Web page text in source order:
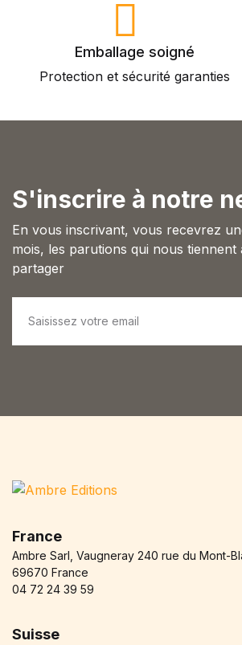
Emballage soigné
Protection et sécurité garanties
S'inscrire à notre
En vous inscrivant, vous recevrez
mois, les parutions qui nous
partager
i
France
Ambre Sarl, Vaugneray 240 rue du Mont-
69670 France
04 72 24 39 59
Suisse